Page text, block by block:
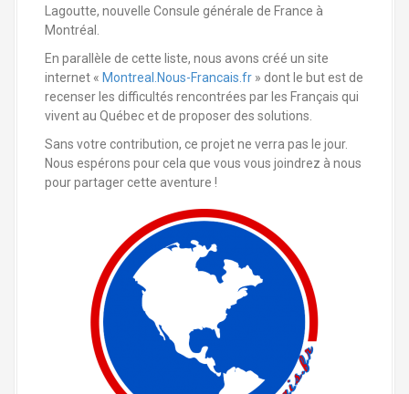
Lagoutte, nouvelle Consule générale de France à
Montréal.
En parallèle de cette liste, nous avons créé un site
internet « Montreal.Nous-Francais.fr » dont le but est de
recenser les difficultés rencontrées par les Français qui
vivent au Québec et de proposer des solutions.
Sans votre contribution, ce projet ne verra pas le jour.
Nous espérons pour cela que vous vous joindrez à nous
pour partager cette aventure !